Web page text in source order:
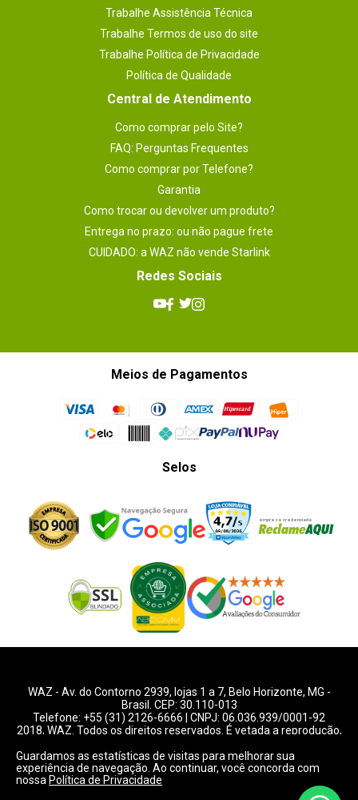
Trabalhe Assistência Técnica
Trabalhe Termos de uso do site
Trabalhe Política de Privacidade
Política de Qualidade
Central de Atendimento
Como comprar pelo Site?
FAQ: Perguntas Frequentes
Como comprar por Telefone?
Garantia
Como trocar ou devolver um produto?
Entrega no prazo: ou não pague frete
CUIDADO: a WAZ não vende Starlink
Redes Sociais
Meios de Pagamentos
Selos
WAZ - Av. do Contorno 2939, lojas 1 a 7, Belo Horizonte, MG -
Brasil. CEP: 30.110-013
Telefone: +55 (31) 2126-6666 | CNPJ: 06.036.939/0001-92
2018, WAZ. Todos os direitos reservados. É vetada a reprodução,
Preços e condições de pagamentos válidos exclusivamente
para compras pelo website.
Guardamos as estatísticas de visitas para melhorar sua
experiência de navegação. Ao continuar, você concorda com
nossa Política de Privacidade